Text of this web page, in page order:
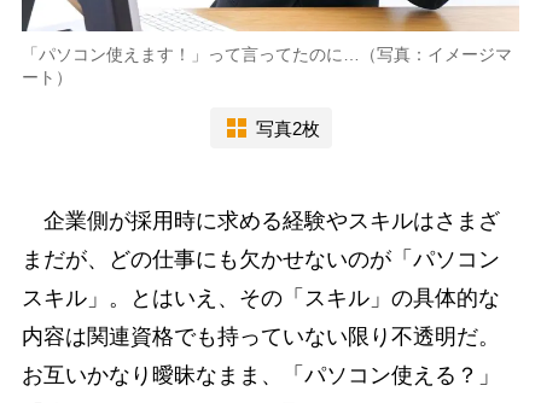
「パソコン使えます！」って言ってたのに…（写真：イメージマ
ート）
写真2枚
企業側が採用時に求める経験やスキルはさまざ
まだが、どの仕事にも欠かせないのが「パソコン
スキル」。とはいえ、その「スキル」の具体的な
内容は関連資格でも持っていない限り不透明だ。
お互いかなり曖昧なまま、「パソコン使える？」